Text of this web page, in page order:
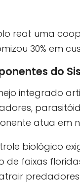
real: uma
30% em
do
integrado
atua em
biológico
de faixas